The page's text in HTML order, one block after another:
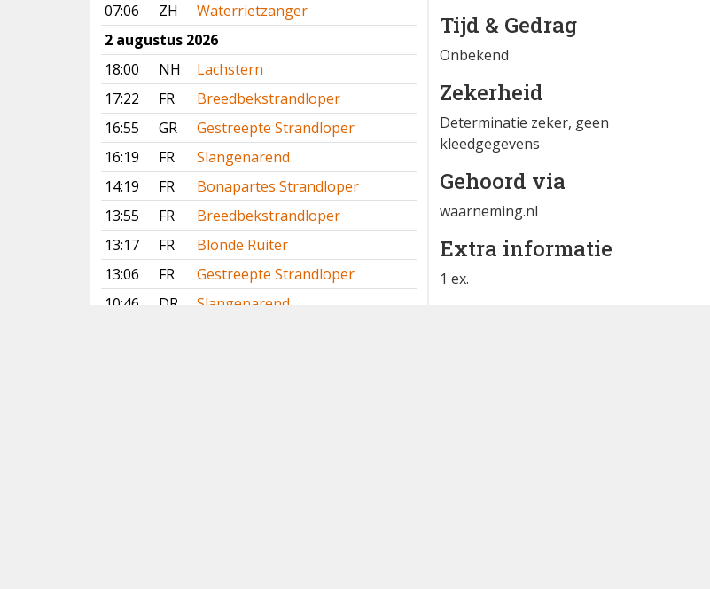
07:06
ZH
Waterrietzanger
2 augustus 2026
18:00
NH
Lachstern
17:22
FR
Breedbekstrandloper
16:55
GR
Gestreepte Strandloper
16:19
FR
Slangenarend
14:19
FR
Bonapartes Strandloper
13:55
FR
Breedbekstrandloper
13:17
FR
Blonde Ruiter
13:06
FR
Gestreepte Strandloper
10:46
DR
Slangenarend
Tijd & Gedrag
Onbekend
Zekerheid
Determinatie zeker, geen
kleedgegevens
Gehoord via
waarneming.nl
Extra informatie
1 ex.